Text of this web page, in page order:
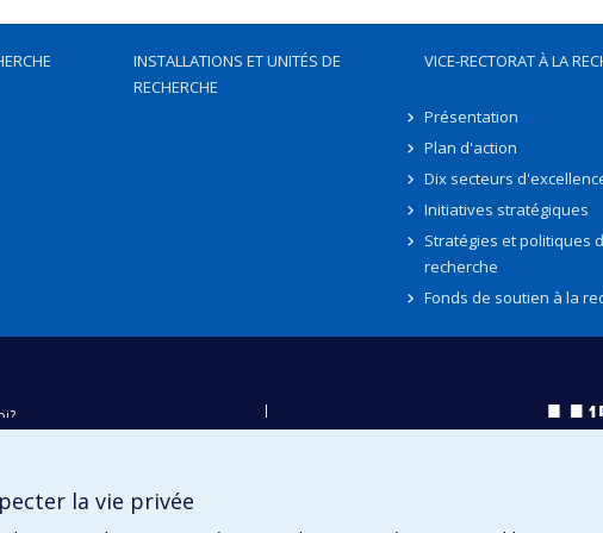
INSTALLATIONS ET UNITÉS DE
RECHERCHE
VICE-RECTORAT À LA
Présentation
Plan d'action
Dix secteurs
Initiatives stratégiques
Stratégies et politiques
recherche
Fonds de soutien à la
la vie privée